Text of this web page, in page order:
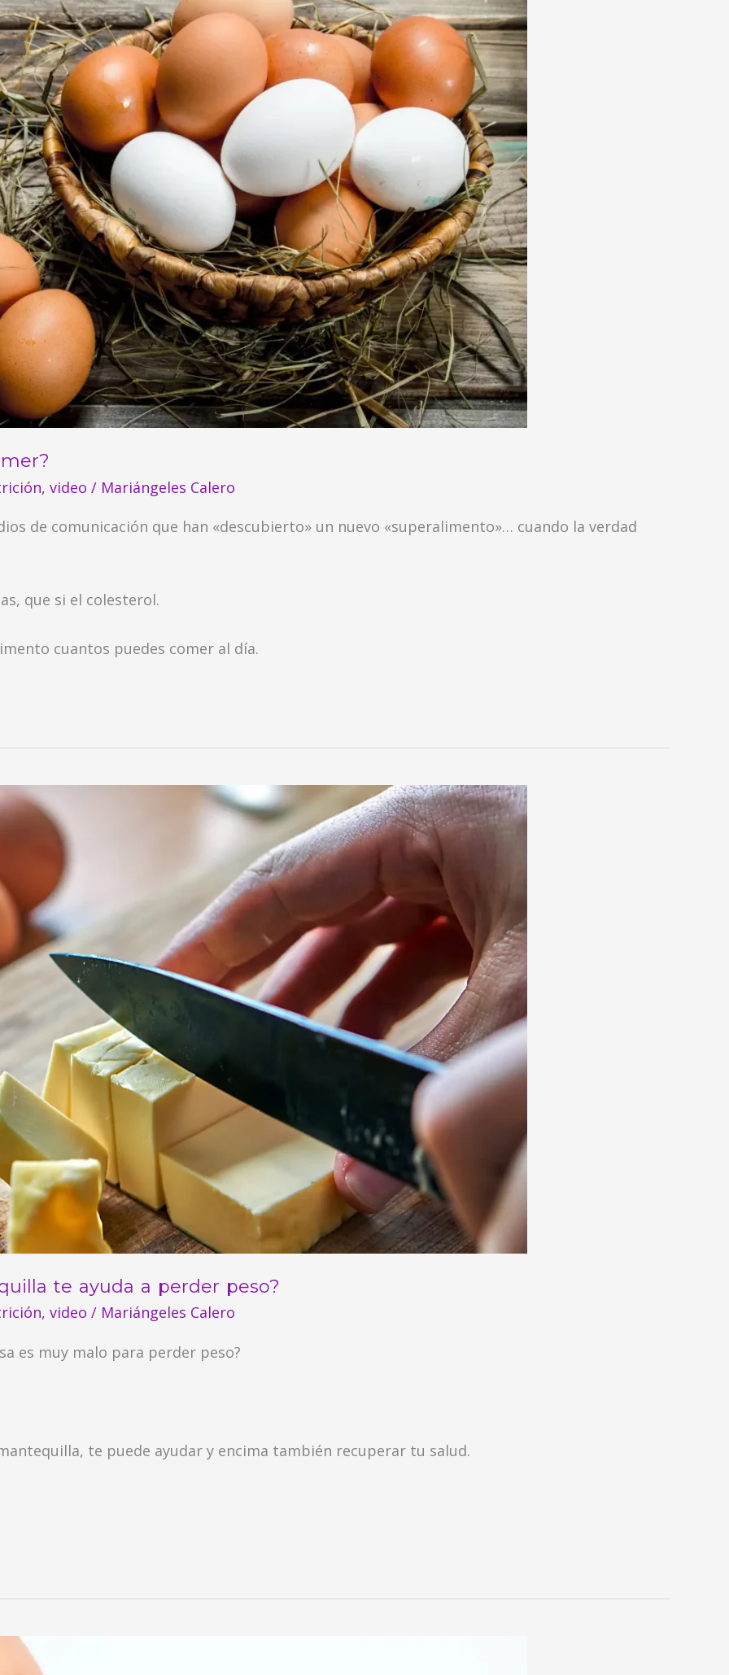
, video / Mariángeles Calero
de comunicación que han «descubierto» un nuevo «superalimento»… cuando la verdad
que si el colesterol.
cuantos puedes comer al día.
te ayuda a perder peso?
, video / Mariángeles Calero
es muy malo para perder peso?
te puede ayudar y encima también recuperar tu salud.